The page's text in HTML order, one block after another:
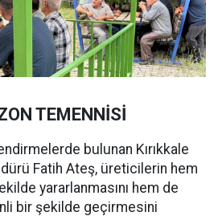
TEMENNİSİ
bulunan Kırıkkale
Fatih Ateş, üreticilerin hem
yararlanmasını hem de
bir şekilde geçirmesini